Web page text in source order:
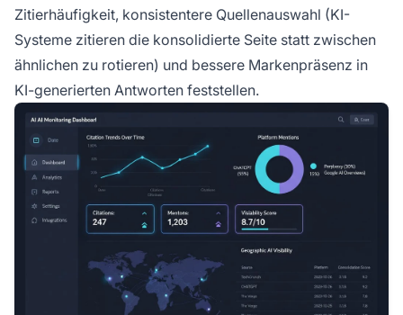
Zitierhäufigkeit, konsistentere Quellenauswahl (KI-
Systeme zitieren die konsolidierte Seite statt zwischen
ähnlichen zu rotieren) und bessere Markenpräsenz in
KI-generierten Antworten feststellen.